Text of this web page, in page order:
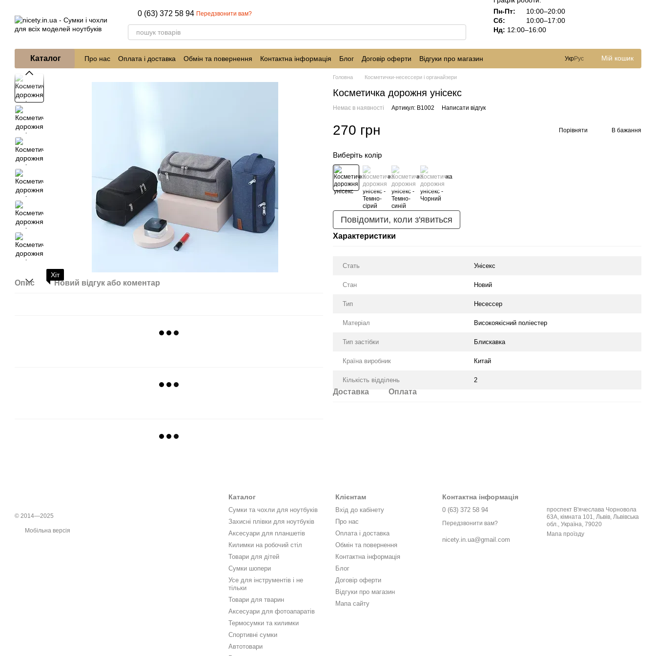
0 (63) 372 58 94 Передзвонити вам?
Пн-Пт:
10:00–20:00
Сб:
10:00–17:00
Нд: 12:00–16:00
Каталог Про нас Оплата і доставка Обмін та повернення Контактна інформація Блог Договір оферти Відгуки про магазин УкрРус Мій кошик
Хіт
Опис Новий відгук або коментар
Головна Косметички-несессери і органайзери
Косметичка дорожня унісекс
Немає в наявності Артикул: B1002 Написати відгук
270 грн Порівняти В бажання
Виберіть колір
Повідомити, коли з'явиться
Характеристики
Стать Унісекс
Стан Новий
Тип Несессер
Матеріал Високоякісний поліестер
Тип застібки Блискавка
Країна виробник Китай
Кількість відділень 2
Доставка Оплата
© 2014—2025
Мобільна версія
Каталог
Сумки та чохли для ноутбуків
Захисні плівки для ноутбуків
Аксесуари для планшетів
Килимки на робочий стіл
Товари для дітей
Сумки шопери
Усе для інструментів і не
тільки
Товари для тварин
Аксесуари для фотоапаратів
Термосумки та килимки
Спортивні сумки
Автотовари
Клієнтам
Вхід до кабінету
Про нас
Оплата і доставка
Обмін та повернення
Контактна інформація
Блог
Договір оферти
Відгуки про магазин
Мапа сайту
Контактна інформація
0 (63) 372 58 94
Передзвонити вам?
nicety.in.ua@gmail.com
проспект В'ячеслава Чорновола
63А, кімната 101, Львів, Львівська
обл., Україна, 79020
Мапа проїзду